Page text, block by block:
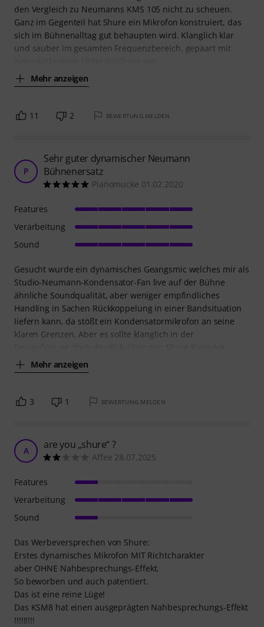
den Vergleich zu Neumanns KMS 105 nicht zu scheuen.
Ganz im Gegenteil hat Shure ein Mikrofon konstruiert, das
sich im Bühnenalltag gut behaupten wird. Klanglich klar
und sauber im gesamten Frequenzbereich, gepaart mit
Mehr anzeigen
11 2 BEWERTUNG MELDEN
P
Sehr guter dynamischer Neumann
Bühnenersatz
Pianomucke 01.02.2020
Gesucht wurde ein dynamisches Geangsmic welches mir als
Studio-Neumann-Kondensator-Fan live auf der Bühne
ähnliche Soundqualität, aber weniger empfindliches
Handling in Sachen Rückkoppelung in einer Bandsituation
liefern kann, da stößt ein Kondensatormikrofon an seine
klaren Grenzen. Aber es sollte klanglich in der
Mehr anzeigen
Features
Verarbeitung
Sound
3 1 BEWERTUNG MELDEN
A are you „shure“ ?
Affee 28.07.2025
Das Werbeversprechen von Shure:
Erstes dynamisches Mikrofon MIT Richtcharakter
aber OHNE Nahbesprechungs-Effekt.
So beworben und auch patentiert.
Das ist eine reine Lüge!
Das KSM8 hat einen ausgeprägten Nahbesprechungs-Effekt
!!!!!!!!!
Features
Verarbeitung
Sound